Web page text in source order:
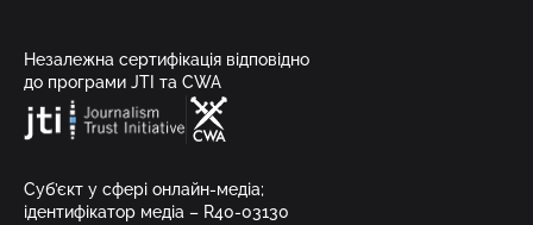
Незалежна сертифікація відповідно
до програми JTI та CWA
Суб’єкт у сфері онлайн-медіа;
ідентифікатор медіа – R40-03130